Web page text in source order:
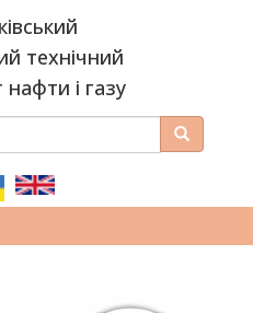
технічний
нафти і газу
Пошук